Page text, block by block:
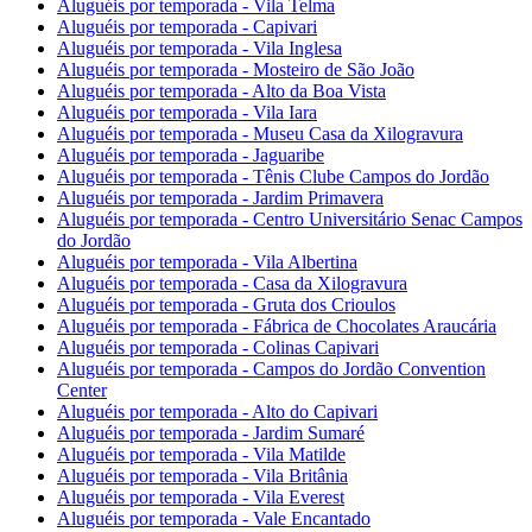
Aluguéis por temporada - Vila Telma
Aluguéis por temporada - Capivari
Aluguéis por temporada - Vila Inglesa
Aluguéis por temporada - Mosteiro de São João
Aluguéis por temporada - Alto da Boa Vista
Aluguéis por temporada - Vila Iara
Aluguéis por temporada - Museu Casa da Xilogravura
Aluguéis por temporada - Jaguaribe
Aluguéis por temporada - Tênis Clube Campos do Jordão
Aluguéis por temporada - Jardim Primavera
Aluguéis por temporada - Centro Universitário Senac Campos
do Jordão
Aluguéis por temporada - Vila Albertina
Aluguéis por temporada - Casa da Xilogravura
Aluguéis por temporada - Gruta dos Crioulos
Aluguéis por temporada - Fábrica de Chocolates Araucária
Aluguéis por temporada - Colinas Capivari
Aluguéis por temporada - Campos do Jordão Convention
Center
Aluguéis por temporada - Alto do Capivari
Aluguéis por temporada - Jardim Sumaré
Aluguéis por temporada - Vila Matilde
Aluguéis por temporada - Vila Britânia
Aluguéis por temporada - Vila Everest
Aluguéis por temporada - Vale Encantado